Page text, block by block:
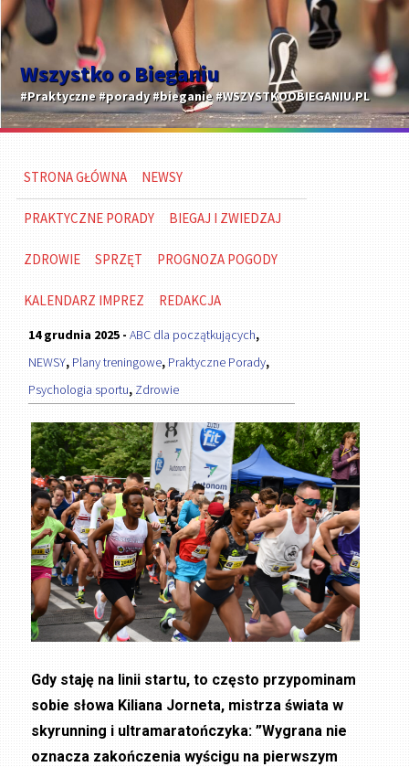
Wszystko o Bieganiu
#Praktyczne #porady #bieganie #WSZYSTKOOBIEGANIU.PL
STRONA GŁÓWNA NEWSY
PRAKTYCZNE PORADY BIEGAJ I ZWIEDZAJ
ZDROWIE SPRZĘT PROGNOZA POGODY
KALENDARZ IMPREZ REDAKCJA
14 grudnia 2025 - ABC dla początkujących,
NEWSY, Plany treningowe, Praktyczne Porady,
Psychologia sportu, Zdrowie
Gdy staję na linii startu, to często przypominam
sobie słowa Kiliana Jorneta, mistrza świata w
skyrunning i ultramaratończyka: ”Wygrana nie
oznacza zakończenia wyścigu na pierwszym